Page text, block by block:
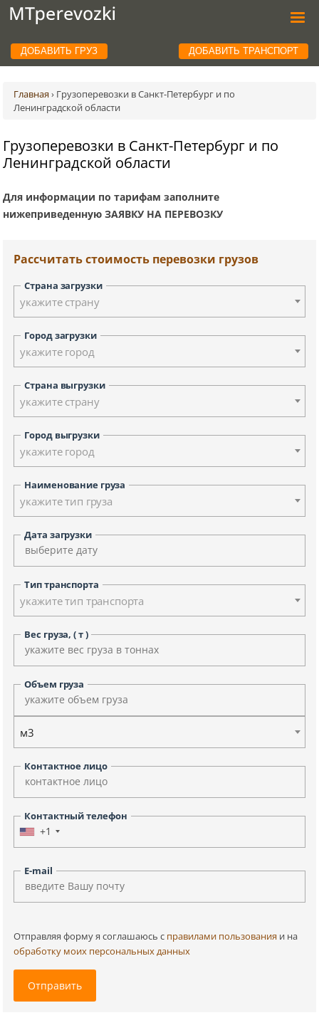
ДОБАВИТЬ ГРУЗ ДОБАВИТЬ ТРАНСПОРТ
Главная › Грузоперевозки в Санкт-Петербург и по
Ленинградской области
Грузоперевозки в Санкт-Петербург и по
Ленинградской области
Для информации по тарифам заполните
нижеприведенную ЗАЯВКУ НА ПЕРЕВОЗКУ
Рассчитать стоимость перевозки грузов
Страна загрузки
укажите страну
Город загрузки
укажите город
Страна выгрузки
укажите страну
Город выгрузки
укажите город
Наименование груза
укажите тип груза
Дата загрузки
Тип транспорта
укажите тип транспорта
Вес груза, ( т )
Объем груза
м3
Контактное лицо
Контактный телефон
+1
E-mail
Отправляя форму я соглашаюсь c правилами пользования и на
обработку моих персональных данных
Отправить